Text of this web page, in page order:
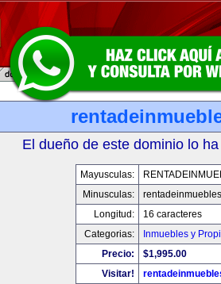
El dueño de este dominio lo
Mayusculas:
Minusculas:
Longitud:
16 caracteres
Categorias:
Inmuebles y
Precio:
$1,995.00
Visitar!